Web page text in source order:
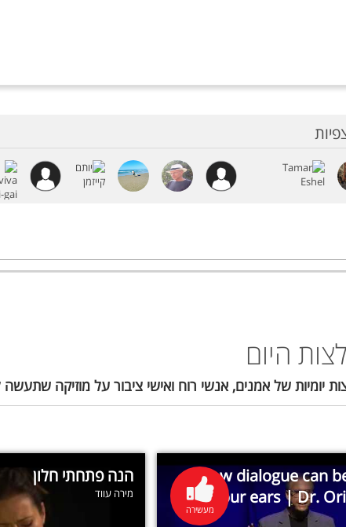
היום
יומיות של אמנים, אנשי רוח ואישי ציבור על מוזיקה
How dialogue can
your ears | Dr.
מעשירה
הנה פתחתי חלון
מירה עווד